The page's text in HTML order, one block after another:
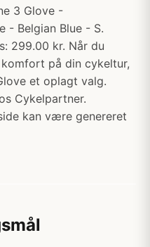
3 Glove -
- Belgian Blue - S.
299.00 kr. Når du
på din cykeltur,
et oplagt valg.
Cykelpartner.
kan være genereret